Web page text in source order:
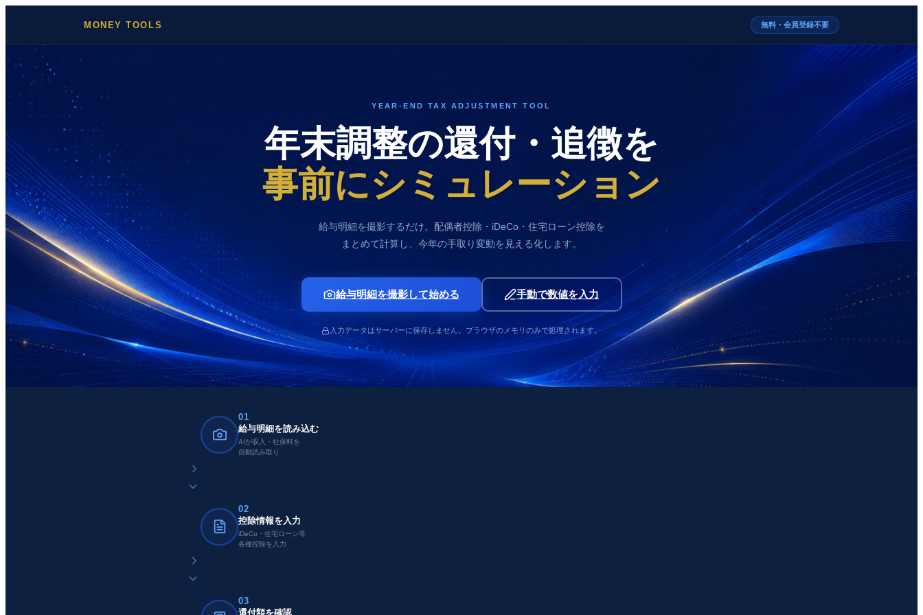
MONEY TOOLS 無料・会員登録不要
YEAR-END TAX ADJUSTMENT TOOL
年末調整の還付・追徴を
事前にシミュレーション
給与明細を撮影するだけ。配偶者控除・iDeCo・住宅ローン控除を
まとめて計算し、今年の手取り変動を見える化します。
給与明細を撮影して始める 手動で数値を入力
入力データはサーバーに保存しません。ブラウザのメモリのみで処理されます。
01
給与明細を読み込む
AIが収入・社保料を
自動読み取り
02
控除情報を入力
iDeCo・住宅ローン等
各種控除を入力
03
還付額を確認